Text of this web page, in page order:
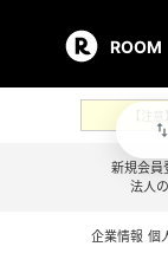
swap_vert
ROOM
【注
新規会員
法人
企業情報 個